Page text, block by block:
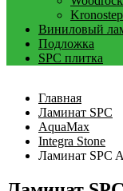
Kronostep
Виниловый
Подложка
SPC плитка
Главная
Ламинат SPC
AquaMax
Integra Stone
Ламинат SPC